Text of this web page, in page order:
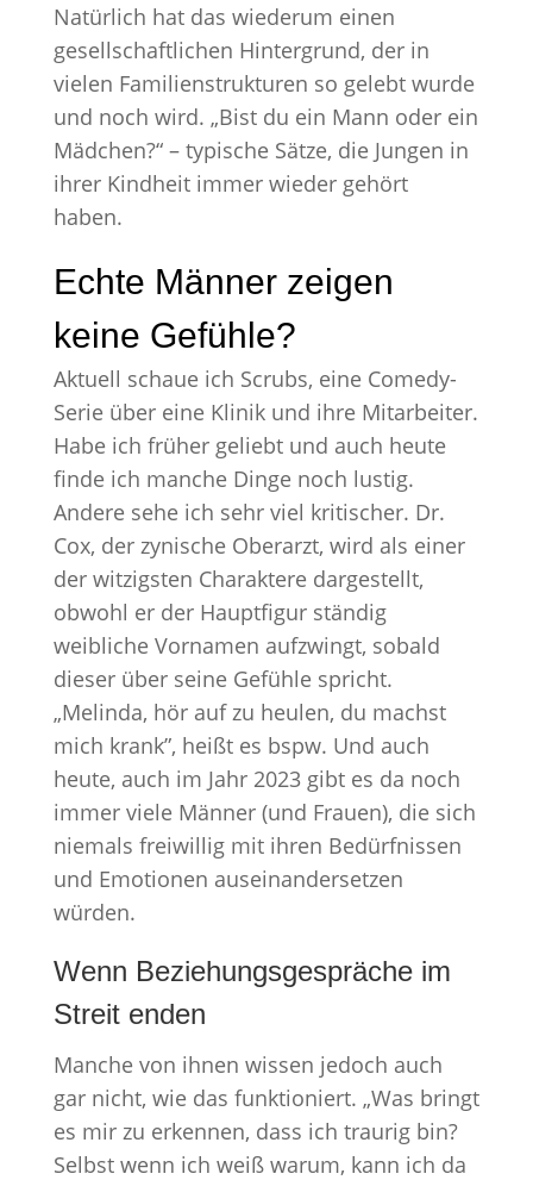
Natürlich hat das wiederum einen
gesellschaftlichen Hintergrund, der in
vielen Familienstrukturen so gelebt wurde
und noch wird. „Bist du ein Mann oder ein
Mädchen?“ – typische Sätze, die Jungen in
ihrer Kindheit immer wieder gehört
haben.
Echte Männer zeigen
keine Gefühle?
Aktuell schaue ich Scrubs, eine Comedy-
Serie über eine Klinik und ihre Mitarbeiter.
Habe ich früher geliebt und auch heute
finde ich manche Dinge noch lustig.
Andere sehe ich sehr viel kritischer. Dr.
Cox, der zynische Oberarzt, wird als einer
der witzigsten Charaktere dargestellt,
obwohl er der Hauptfigur ständig
weibliche Vornamen aufzwingt, sobald
dieser über seine Gefühle spricht.
„Melinda, hör auf zu heulen, du machst
mich krank”, heißt es bspw. Und auch
heute, auch im Jahr 2023 gibt es da noch
immer viele Männer (und Frauen), die sich
niemals freiwillig mit ihren Bedürfnissen
und Emotionen auseinandersetzen
würden.
Wenn Beziehungsgespräche im
Streit enden
Manche von ihnen wissen jedoch auch
gar nicht, wie das funktioniert. „Was bringt
es mir zu erkennen, dass ich traurig bin?
Selbst wenn ich weiß warum, kann ich da